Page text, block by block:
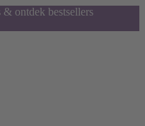
& ontdek bestsellers